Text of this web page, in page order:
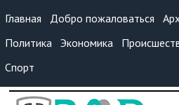
Главная Добро пожаловаться
Политика Экономика
Спорт